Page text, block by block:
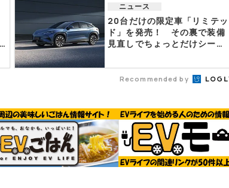
ニュース
20台だけの限定車「リミテッ
ド」を発売！ その裏で装備
見直しでちょっとだけシー
Recommended by